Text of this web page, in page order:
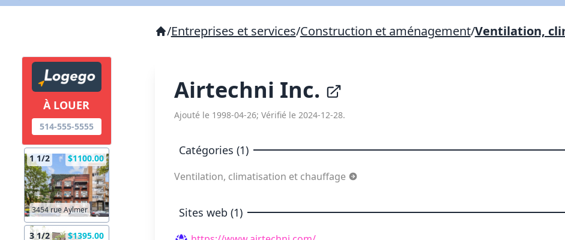
À LOUER
514-555-5555
1 1/2 $1100.00
3454 rue Aylmer
3 1/2 $1395.00
/Entreprises et services/Construction et aménagement/Ventilation,
Airtechni Inc.
Ajouté le 1998-04-26; Vérifié le 2024-12-28.
Catégories (1)
Ventilation, climatisation et chauffage
Sites web (1)
X Fermer Envoyez
Copier lien